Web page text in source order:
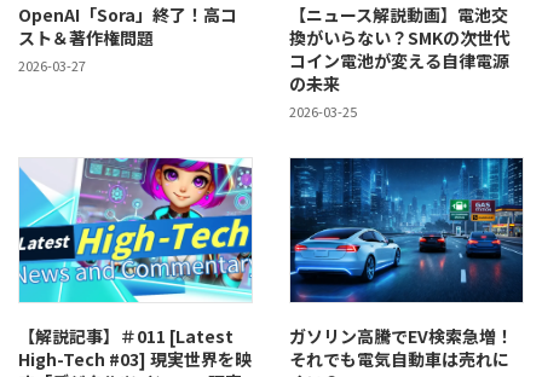
OpenAI「Sora」終了！高コ
スト＆著作権問題
2026-03-27
【ニュース解説動画】電池交
換がいらない？SMKの次世代
コイン電池が変える自律電源
の未来
2026-03-25
【解説記事】＃011 [Latest
High-Tech #03] 現実世界を映
ガソリン高騰でEV検索急増！
それでも電気自動車は売れに